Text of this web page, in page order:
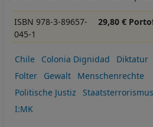
ISBN 978-3-89657-
045-1
29,80 €
Chile Colonia Dignidad
Diktatur
Folter
Gewalt
Menschenrechte
Politische Justiz
Staatsterrorismus
I:MK